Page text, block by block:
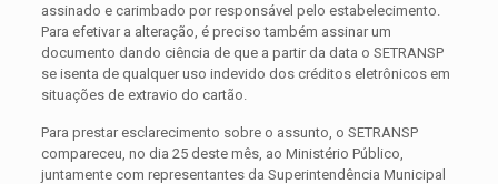
assinado e carimbado por responsável pelo estabelecimento.
Para efetivar a alteração, é preciso também assinar um
documento dando ciência de que a partir da data o SETRANSP
se isenta de qualquer uso indevido dos créditos eletrônicos em
situações de extravio do cartão.
Para prestar esclarecimento sobre o assunto, o SETRANSP
compareceu, no dia 25 deste mês, ao Ministério Público,
juntamente com representantes da Superintendência Municipal